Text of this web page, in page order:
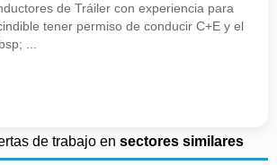
de Tráiler con experiencia para
tener permiso de conducir C+E y el
...
de trabajo en sectores similares